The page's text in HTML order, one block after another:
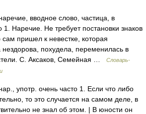
вводное слово, частица, в
1. Наречие. Не требует постановки знаков
пришел к невестке, которая
нездорова, похудела, переменилась в
С. Аксаков, Семейная …
Словарь-
употр. очень часто 1. Если что либо
то это случается на самом деле, в
не знал об этом. | В юности он